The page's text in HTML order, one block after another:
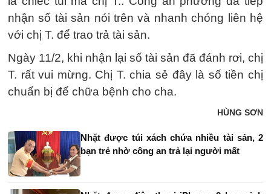
nhận số tài sản nói trên và nhanh chóng liên hệ
với chị T. để trao trả tài sản.
Ngày 11/2, khi nhận lại số tài sản đã đánh rơi, chị
T. rất vui mừng. Chị T. chia sẻ đây là số tiền chị
chuẩn bị để chữa bệnh cho cha.
HÙNG SƠN
Nhặt được túi xách chứa nhiều tài sản, 2
bạn trẻ nhờ công an trả lại người mất